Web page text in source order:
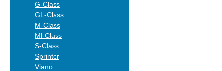
G-Class
GL-Class
M-Class
Ml-Class
S-Class
Sprinter
Viano